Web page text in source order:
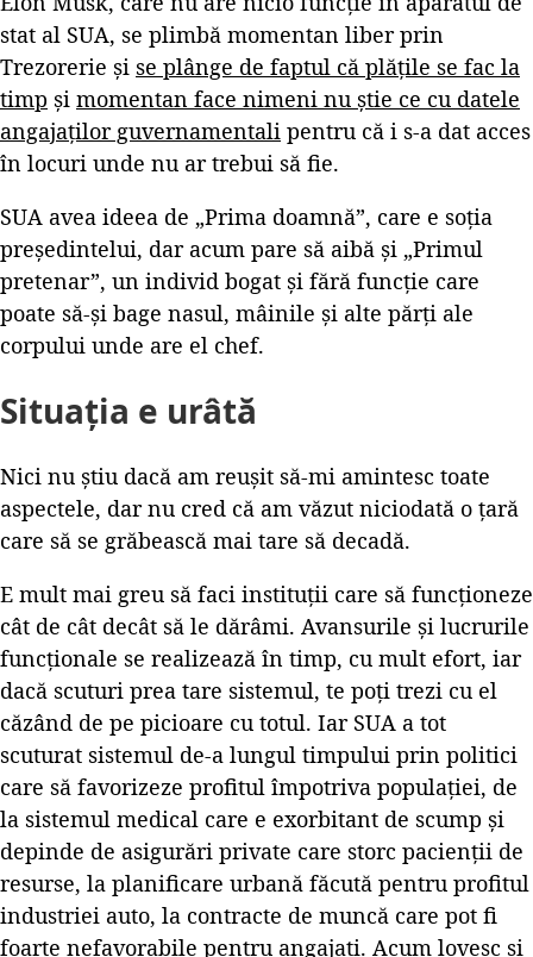
stat al SUA, se plimbă momentan liber prin
Trezorerie și se plânge de faptul că plățile se fac la
timp și momentan face nimeni nu știe ce cu datele
angajaților guvernamentali pentru că i s-a dat acces
în locuri unde nu ar trebui să fie.
SUA avea ideea de „Prima doamnă”, care e soția
președintelui, dar acum pare să aibă și „Primul
pretenar”, un individ bogat și fără funcție care
poate să-și bage nasul, mâinile și alte părți ale
corpului unde are el chef.
Situația e urâtă
Nici nu știu dacă am reușit să-mi amintesc toate
aspectele, dar nu cred că am văzut niciodată o țară
care să se grăbească mai tare să decadă.
E mult mai greu să faci instituții care să funcționeze
cât de cât decât să le dărâmi. Avansurile și lucrurile
funcționale se realizează în timp, cu mult efort, iar
dacă scuturi prea tare sistemul, te poți trezi cu el
căzând de pe picioare cu totul. Iar SUA a tot
scuturat sistemul de-a lungul timpului prin politici
care să favorizeze profitul împotriva populației, de
la sistemul medical care e exorbitant de scump și
depinde de asigurări private care storc pacienții de
resurse, la planificare urbană făcută pentru profitul
industriei auto, la contracte de muncă care pot fi
foarte nefavorabile pentru angajați. Acum lovesc și